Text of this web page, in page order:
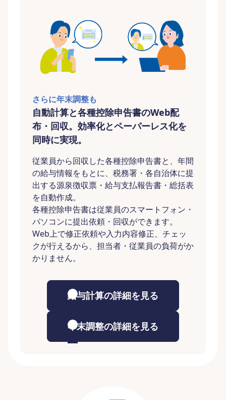
さらに年末調整も
自動計算と各種控除申告書のWeb配
布・回収。効率化とペーパーレス化を
同時に実現。
従業員から回収した各種控除申告書と、年間
の給与情報をもとに、税務署・各自治体に提
出する源泉徴収票・給与支払報告書・総括表
を自動作成。
各種控除申告書は従業員のスマートフォン・
パソコンに提出依頼・回収ができます。
Web上で修正依頼や入力内容修正、チェッ
クが行えるから、担当者・従業員の負荷がか
かりません。
給与計算の詳細を見る
年末調整の詳細を見る